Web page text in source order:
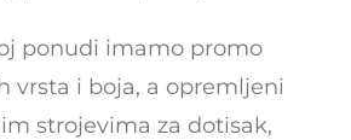
ponudi imamo promo
vrsta i boja, a opremljeni
strojevima za dotisak,